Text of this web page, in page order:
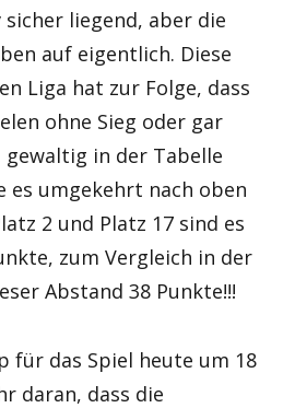
liegend, aber die
auf eigentlich. Diese
Liga hat zur Folge, dass
ohne Sieg oder gar
in der Tabelle
es umgekehrt nach oben
2 und Platz 17 sind es
zum Vergleich in der
Abstand 38 Punkte!!!
für das Spiel heute um 18
daran, dass die